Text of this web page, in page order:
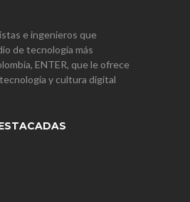
e ingenieros que
de tecnología más
ENTER, que le ofrece
y cultura digital